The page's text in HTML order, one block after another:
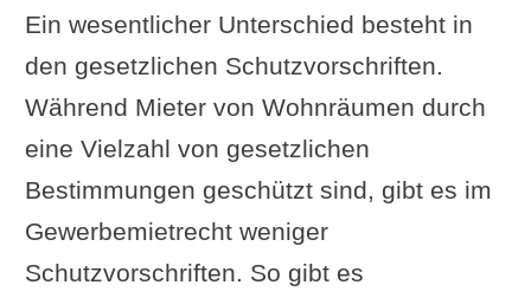
Ein wesentlicher Unterschied besteht in
den gesetzlichen Schutzvorschriften.
Während Mieter von Wohnräumen durch
eine Vielzahl von gesetzlichen
Bestimmungen geschützt sind, gibt es im
Gewerbemietrecht weniger
Schutzvorschriften. So gibt es